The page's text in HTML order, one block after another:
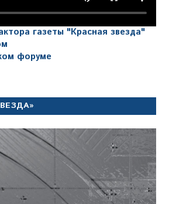
газеты "Красная звезда"
форуме